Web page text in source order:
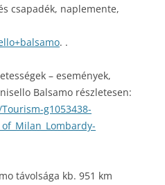
csapadék, naplemente,
. .
– események,
Balsamo részletesen:
g1053438-
távolsága kb. 951 km